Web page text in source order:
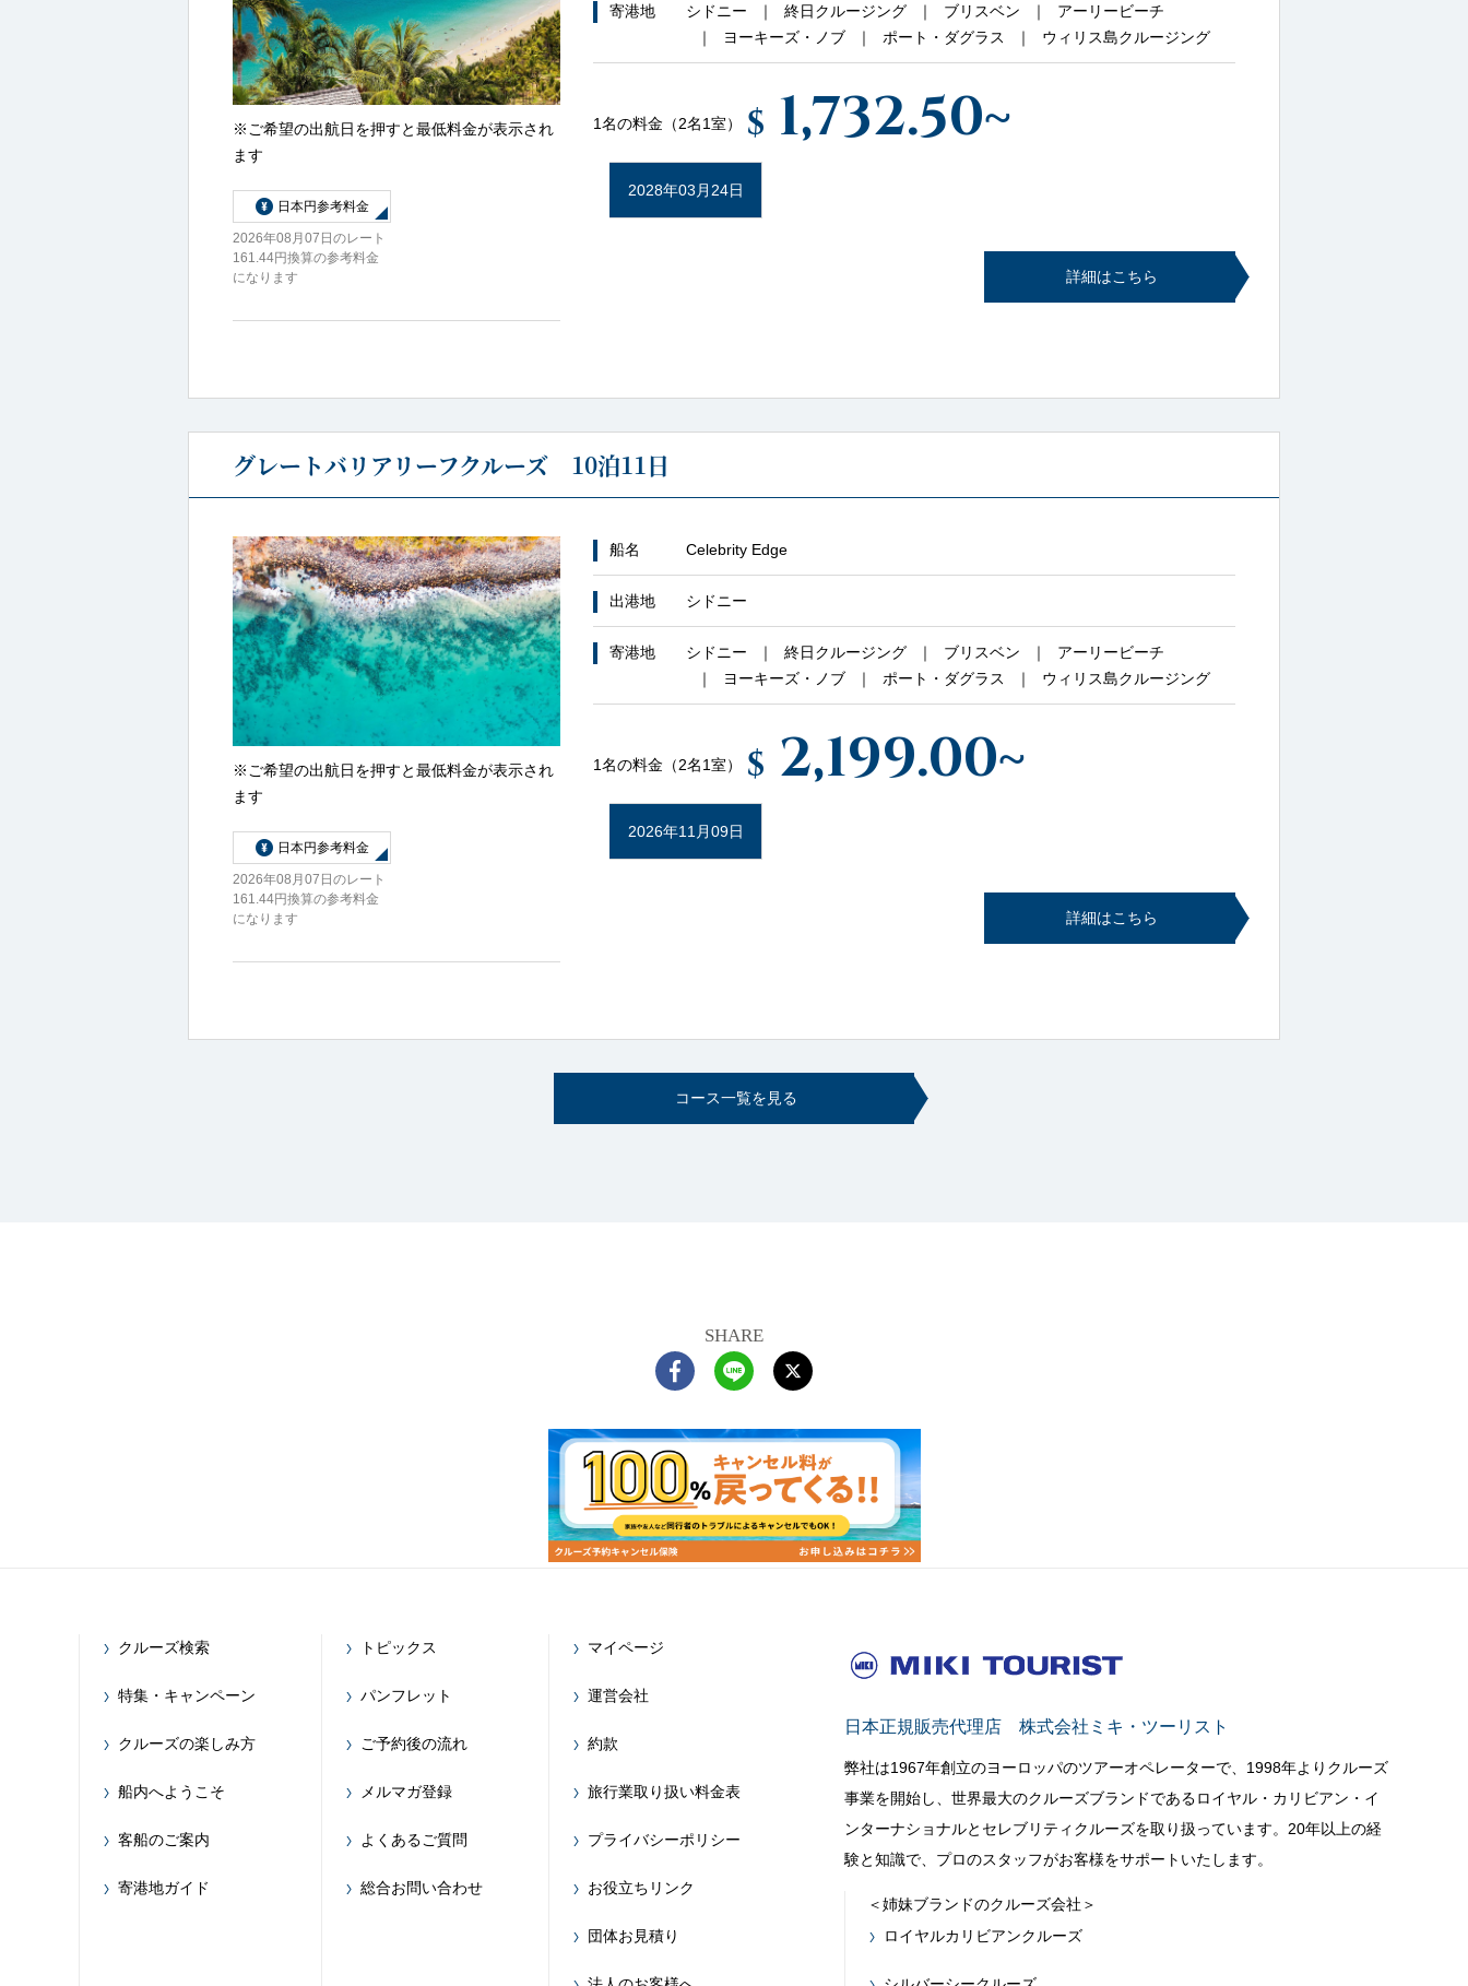
寄港地 シドニー 終日クルージング ブリスベン
アーリービーチ
ヨーキーズ・ノブ
ポート・ダグラス ウィリス島クルージング
1名の料金（2名1室） $ 1,732.50~
2028年03月24日
詳細はこちら
※ご希望の出航日を押すと最低料金が表示され
ます
日本円参考料金
2026年08月07日のレート
161.44円換算の参考料金
になります
グレートバリアリーフクルーズ 10泊11日
船名 Celebrity Edge
出港地 シドニー
寄港地 シドニー 終日クルージング ブリスベン
アーリービーチ
ヨーキーズ・ノブ
ポート・ダグラス ウィリス島クルージング
1名の料金（2名1室） $ 2,199.00~
2026年11月09日
詳細はこちら
※ご希望の出航日を押すと最低料金が表示され
ます
日本円参考料金
2026年08月07日のレート
161.44円換算の参考料金
になります
コース一覧を見る
SHARE
クルーズ検索
特集・キャンペーン
クルーズの楽しみ方
船内へようこそ
客船のご案内
寄港地ガイド
トピックス
パンフレット
ご予約後の流れ
メルマガ登録
よくあるご質問
総合お問い合わせ
マイページ
運営会社
約款
旅行業取り扱い料金表
プライバシーポリシー
お役立ちリンク
団体お見積り
日本正規販売代理店 株式会社ミキ・ツーリスト
弊社は1967年創立のヨーロッパのツアーオペレーターで、1998年よりクルーズ
事業を開始し、世界最大のクルーズブランドであるロイヤル・カリビアン・イ
ンターナショナルとセレブリティクルーズを取り扱っています。20年以上の経
験と知識で、プロのスタッフがお客様をサポートいたします。
＜姉妹ブランドのクルーズ会社＞
ロイヤルカリビアンクルーズ